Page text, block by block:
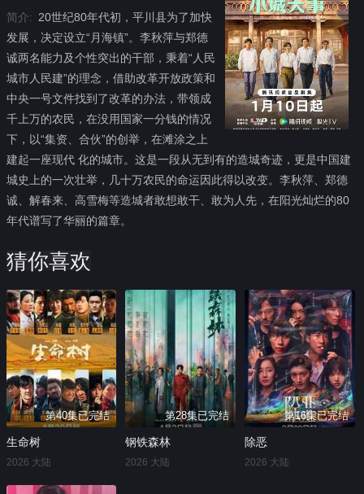
简介: 20世纪80年代初，平川县为了加快
发展，决定设立“月海镇”。李秋萍与郑德
诚两名能力及个性突出的干部，秉着“人民
城市人民建”的理念，借助改革开放政策和
中央一号文件找到了改革的办法，带领成
千上万的农民，在没用国家一分钱的情况
下，以“集资、合伙”的创举，在滩涂之上
建起一座现代 化的城市。这是一段从无到有的造城奇迹，更是中国建
城史上的一次壮举，几十万农民的命运因此得以改变。李秋萍、郑德
诚、解春来、高雪梅等造城者敢想敢干、敢为人先，在阳光灿烂的80
年代谱写了华丽的篇章。
猜你喜欢
第40集已完结
生命树
2026 大陆
第28集已完结
钢铁森林
2026 大陆
第16集已完结
除恶
2026 大陆